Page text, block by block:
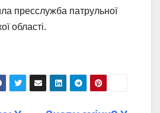
пресслужба патрульної
області.